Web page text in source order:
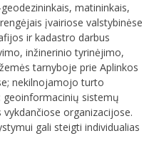
matininkais,
įvairiose valstybinėse
ir kadastro darbus
inžinerinio tyrinėjimo,
tarnyboje prie Aplinkos
nekilnojamojo turto
sistemų
organizacijose.
gali steigti individualias